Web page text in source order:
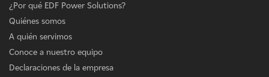
¿Por qué EDF Power Solutions?
Quiénes somos
A quién servimos
Conoce a nuestro equipo
Declaraciones de la empresa